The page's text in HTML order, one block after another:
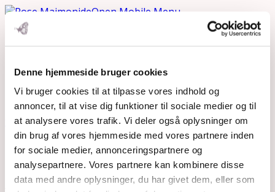
Denne hjemmeside bruger cookies
Vi bruger cookies til at tilpasse vores indhold og
annoncer, til at vise dig funktioner til sociale medier og til
at analysere vores trafik. Vi deler også oplysninger om
din brug af vores hjemmeside med vores partnere inden
for sociale medier, annonceringspartnere og
analysepartnere. Vores partnere kan kombinere disse
data med andre oplysninger, du har givet dem, eller som
Open Mobile Menu
unicef1
Downloads :full (324x210)|medium (300x194)|
thumbnail (150x150)